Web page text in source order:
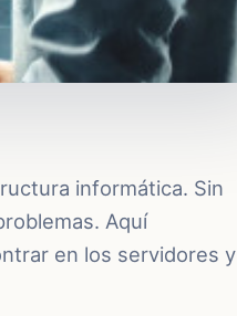
informática. Sin
Aquí
en los servidores y